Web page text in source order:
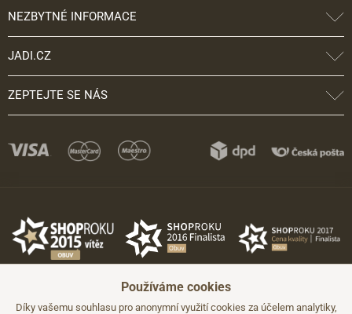
NEZBYTNÉ INFORMACE
JADI.CZ
ZEPTEJTE SE NÁS
Používáme cookies
Díky vašemu souhlasu pro anonymní využití cookies za účelem analytiky,